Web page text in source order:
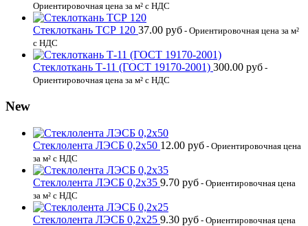
Ориентировочная цена за м² с НДС
Стеклоткань ТСР 120 37.00 руб - Ориентировочная цена за м²
с НДС
Стеклоткань Т-11 (ГОСТ 19170-2001) 300.00 руб -
Ориентировочная цена за м² с НДС
New
Стеклолента ЛЭСБ 0,2х50 12.00 руб - Ориентировочная цена
за м² с НДС
Стеклолента ЛЭСБ 0,2х35 9.70 руб - Ориентировочная цена
за м² с НДС
Стеклолента ЛЭСБ 0,2х25 9.30 руб - Ориентировочная цена